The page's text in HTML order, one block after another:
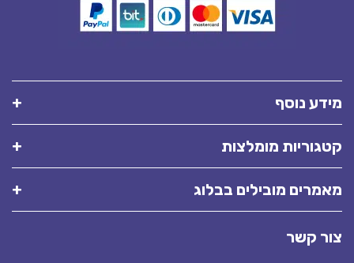
מידע נוסף
קטגוריות מומלצות
מאמרים מובילים בבלוג
צור קשר